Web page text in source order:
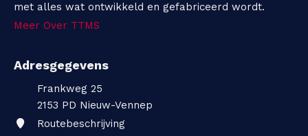
met alles wat ontwikkeld en gefabriceerd wordt.
Meer Over TTMS
Adresgegevens
Frankweg 25
2153 PD Nieuw-Vennep
Routebeschrijving